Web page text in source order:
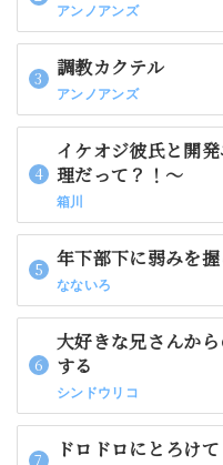
アンノアンズ
調教カクテル
アンノアンズ
イケオジ彼氏と開
理だって？！〜
箱川
年下部下に弱みを
なないろ
大好きな兄さんか
する
シンドウリコ
ドロドロにとろけて